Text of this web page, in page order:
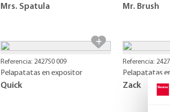
Mrs. Spatula Mr. Brush
Referencia: 242750 009
Pelapatatas en expositor
Quick
Referencia:
Pelapatatas
Zack